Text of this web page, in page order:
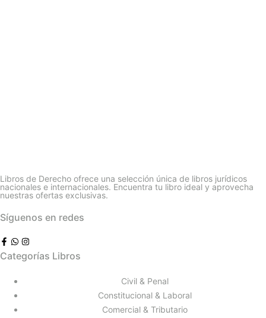
Libros de Derecho ofrece una selección única de libros jurídicos
nacionales e internacionales. Encuentra tu libro ideal y aprovecha
nuestras ofertas exclusivas.
Síguenos en redes
Categorías Libros
Civil & Penal
Constitucional & Laboral
Comercial & Tributario